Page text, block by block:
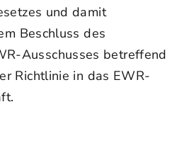
und damit
Beschluss des
Ausschusses betreffend
Richtlinie in das EWR-